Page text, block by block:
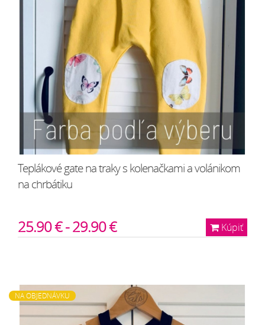
Teplákové gate na traky s kolenačkami a volánikom
na chrbátiku
Kúpiť
25.90 € - 29.90 €
NA OBJEDNÁVKU